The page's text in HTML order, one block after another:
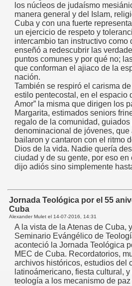
los núcleos de judaísmo
manera general y del Islam,
Cuba y con una fuerte
un ejercicio de respeto y
intercambio tan instructivo como
enseñó a redescubrir las
puntos comunes y por qué no;
que conforman el ajiaco de la
nación.
También se respiró el carisma
estilo pentecostal, en el espacio
Amor” la misma que dirigen los
Margarita, estimados seniors
regalo de la comunidad,
denominacional de jóvenes,
bailaron y cantaron con el ritmo
Dios de la vida. Nadie quería
ciudad y de su gente, por eso
dijo adiós sino simplemente
Jornada Teológica por el 55
Cuba
Alexander Mulet el 14-07-2016, 14:31
A la vista de la Atenas de Cuba,
Seminario Evángélico de
aconteció la Jornada Teológica
MEC de Cuba. Recordatorios,
archivos históricos, estudios del
latinoámericano, fiesta cultural,
teología a los mecanismo de